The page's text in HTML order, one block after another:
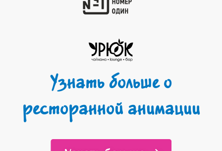
Узнать больше о
ресторанной анимации